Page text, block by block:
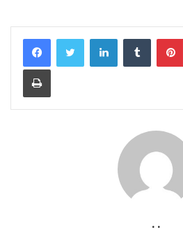
LinkedInTumblr
Imprimir
. .